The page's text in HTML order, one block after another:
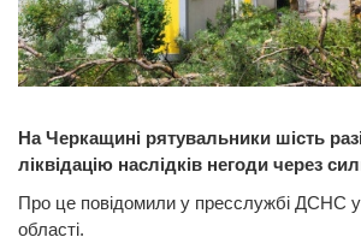
На Черкащині рятувальники шість
ліквідацію наслідків негоди через
Про це повідомили у пресслужбі ДСНС у
області.